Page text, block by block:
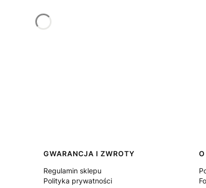
GWARANCJA I ZWROTY
Regulamin sklepu
Polityka prywatności